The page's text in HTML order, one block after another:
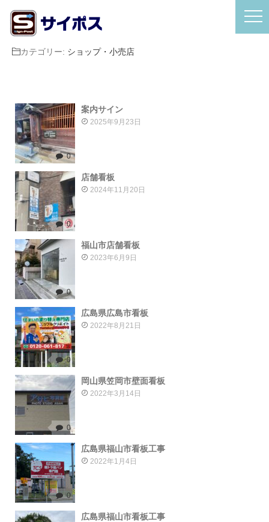
カテゴリー: ショップ・小売店
0
案内サイン
2025年9月23日
0
店舗看板
2024年11月20日
0
福山市店舗看板
2023年6月9日
0
広島県広島市看板
2022年8月21日
0
岡山県笠岡市壁面看板
2022年3月14日
0
広島県福山市看板工事
2022年1月4日
広島県福山市看板工事